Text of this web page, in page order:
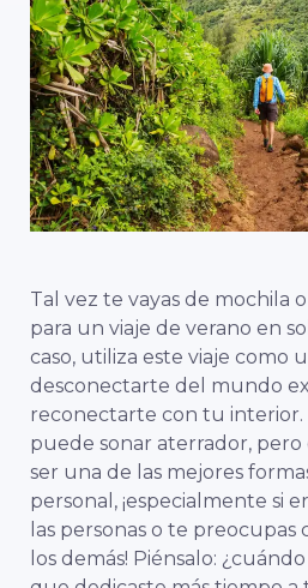
Tal vez te vayas de mochila
para un viaje de verano en
caso, utiliza este viaje como
desconectarte del mundo
reconectarte con tu interior.
puede sonar aterrador,
ser una de las mejores
personal, ¡especialmente si
las personas o te
los demás! Piénsalo: